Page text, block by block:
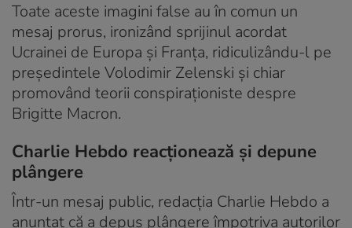
Toate aceste imagini false au în comun un
mesaj prorus, ironizând sprijinul acordat
Ucrainei de Europa și Franța, ridiculizându-l pe
președintele Volodimir Zelenski și chiar
promovând teorii conspiraționiste despre
Brigitte Macron.
Charlie Hebdo reacționează și depune
plângere
Într-un mesaj public, redacția Charlie Hebdo a
anunțat că a depus plângere împotriva autorilor